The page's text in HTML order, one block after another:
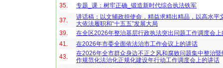
35. 专题_课：树牢正确_锻造新时代综合执法铁军
37.
讲话稿：以文辅政担使命，精益求精出精品，以高水平
大依法履职和“十五五”发展大局
39.
在全区2026年整治基层行政执法突出问题工作调度会上
41.
在2026年市委全面依法治市工作会议上的讲话
43.
在2026年全市群众身边不正之风和腐败问题集中整治
作规范化法治化正规化建设年行动工作调度会上的讲话